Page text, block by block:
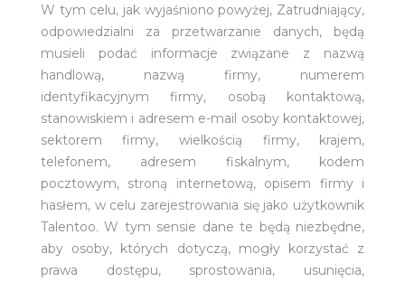
W tym celu, jak wyjaśniono powyżej, Zatrudniający,
odpowiedzialni za przetwarzanie danych, będą
musieli podać informacje związane z nazwą
handlową, nazwą firmy, numerem
identyfikacyjnym firmy, osobą kontaktową,
stanowiskiem i adresem e-mail osoby kontaktowej,
sektorem firmy, wielkością firmy, krajem,
telefonem, adresem fiskalnym, kodem
pocztowym, stroną internetową, opisem firmy i
hasłem, w celu zarejestrowania się jako użytkownik
Talentoo. W tym sensie dane te będą niezbędne,
aby osoby, których dotyczą, mogły korzystać z
prawa dostępu, sprostowania, usunięcia,